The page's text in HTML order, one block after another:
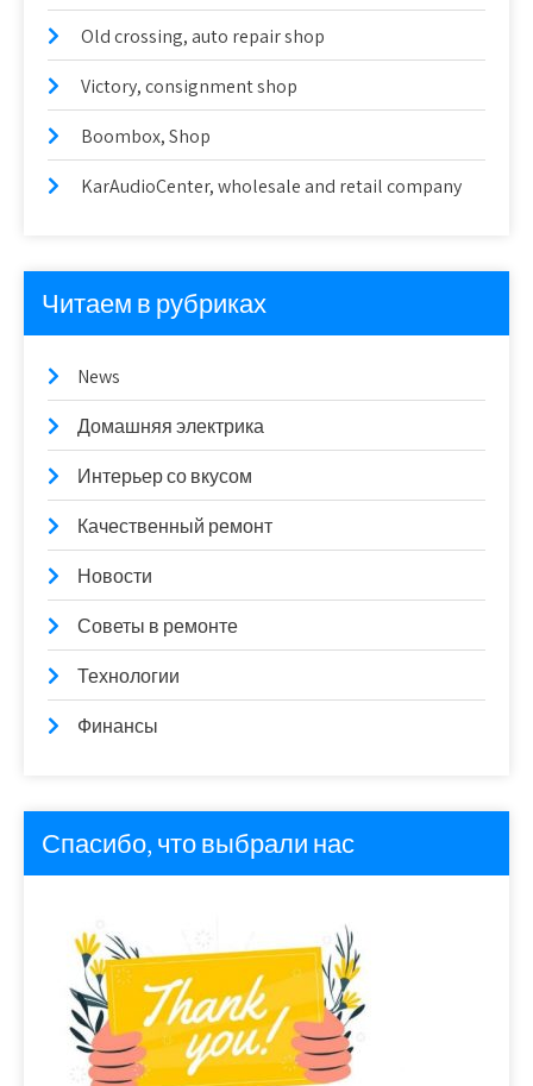
Old crossing, auto repair shop
Victory, consignment shop
Boombox, Shop
KarAudioCenter, wholesale and retail company
Читаем в рубриках
News
Домашняя электрика
Интерьер со вкусом
Качественный ремонт
Новости
Советы в ремонте
Технологии
Финансы
Спасибо, что выбрали нас